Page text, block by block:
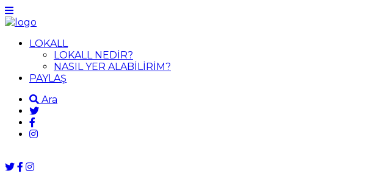
LOKALL
LOKALL NEDİR?
NASIL YER ALABİLİRİM?
PAYLAŞ
Ara